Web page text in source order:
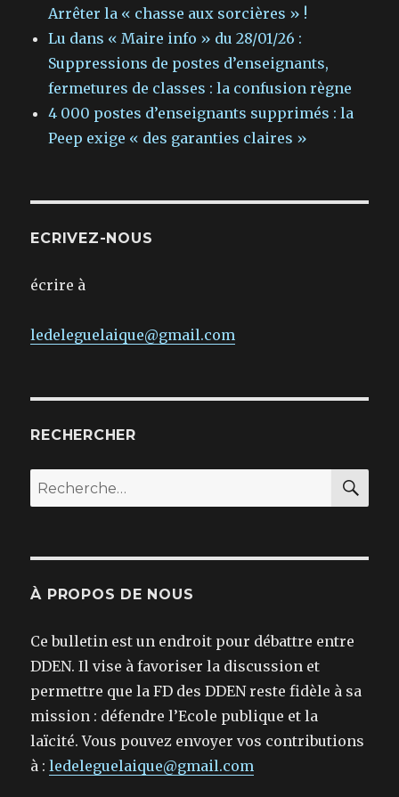
Arrêter la « chasse aux sorcières » !
Lu dans « Maire info » du 28/01/26 :
Suppressions de postes d’enseignants,
fermetures de classes : la confusion règne
4 000 postes d’enseignants supprimés : la
Peep exige « des garanties claires »
ECRIVEZ-NOUS
écrire à
ledeleguelaique@gmail.com
RECHERCHER
Recherche
pour :
À PROPOS DE NOUS
Ce bulletin est un endroit pour débattre entre
DDEN. Il vise à favoriser la discussion et
permettre que la FD des DDEN reste fidèle à sa
mission : défendre l’Ecole publique et la
laïcité. Vous pouvez envoyer vos contributions
à :ledeleguelaique@gmail.com